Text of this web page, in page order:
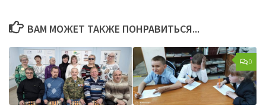
ВАМ МОЖЕТ ТАКЖЕ ПОНРАВИТЬСЯ...
0